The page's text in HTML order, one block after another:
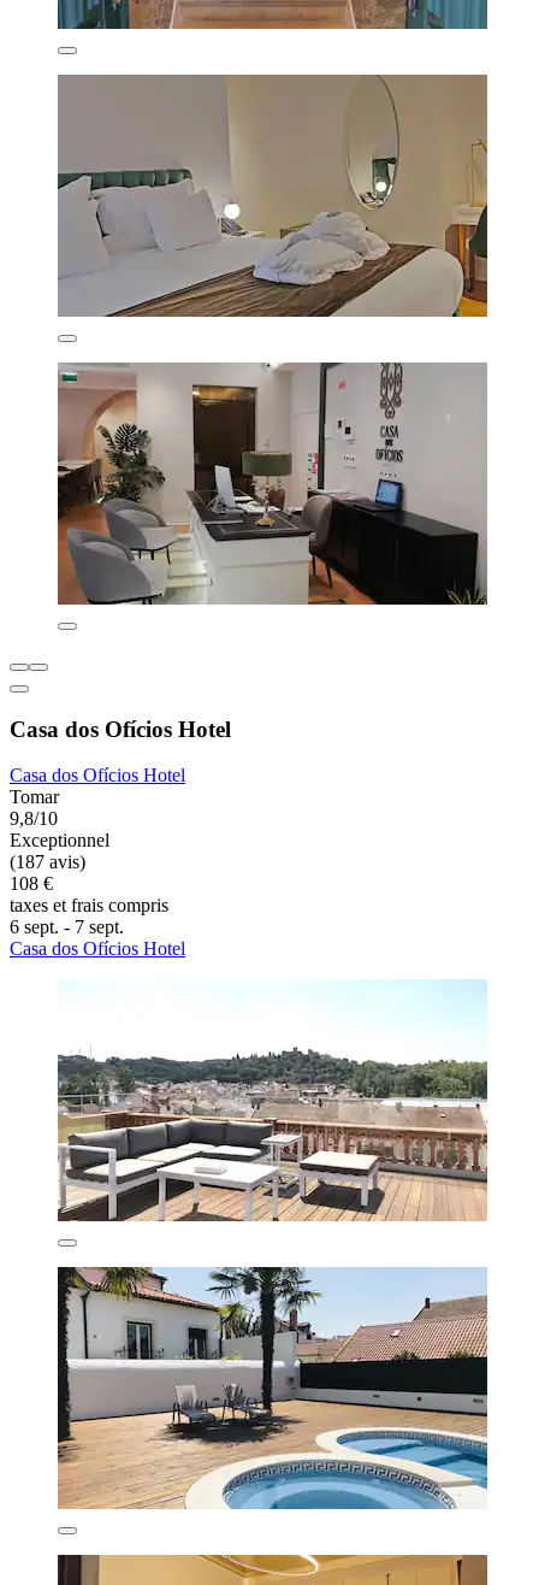
Casa dos Ofícios Hotel
Casa dos Ofícios Hotel
Tomar
9,8/10
Exceptionnel
(187 avis)
108 €
taxes et frais compris
6 sept. - 7 sept.
Casa dos Ofícios Hotel